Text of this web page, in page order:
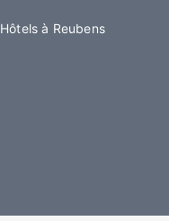
Hôtels à Reubens